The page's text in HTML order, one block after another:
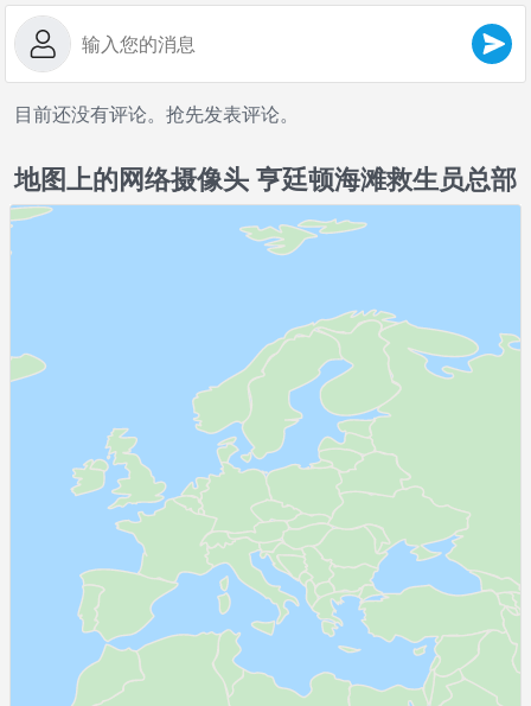
目前还没有评论。抢先发表评论。
地图上的网络摄像头 亨廷顿海滩救生员总部